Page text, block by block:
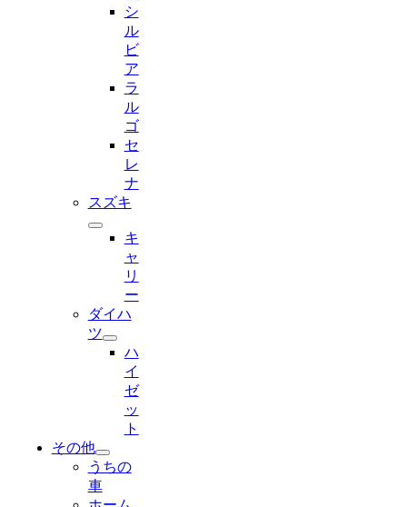
シ
ル
ビ
ア
ラ
ル
ゴ
セ
レ
ナ
スズキ
キ
ャ
リ
ー
ダイハ
ツ
ハ
イ
ゼ
ッ
ト
その他
うちの
車